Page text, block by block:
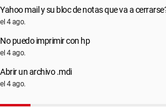
Yahoo mail y su bloc de notas que va a
el 4 ago.
No puedo imprimir con hp
el 4 ago.
Abrir un archivo .mdi
el 4 ago.